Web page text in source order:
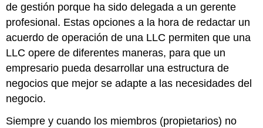
de gestión porque ha sido delegada a un gerente
profesional. Estas opciones a la hora de redactar un
acuerdo de operación de una LLC permiten que una
LLC opere de diferentes maneras, para que un
empresario pueda desarrollar una estructura de
negocios que mejor se adapte a las necesidades del
negocio.
Siempre y cuando los miembros (propietarios) no